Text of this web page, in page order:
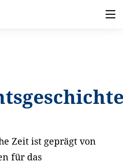
Zeit ist geprägt von
für das